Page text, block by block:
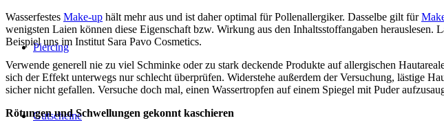
Piercing
Gutscheine
Wasserfestes Make-up hält mehr aus und ist daher optimal für Pollenallergiker. Dasselbe gilt für
wenigsten Laien können diese Eigenschaft bzw. Wirkung aus den Inhaltsstoffangaben
Beispiel uns im Institut Sara Pavo Cosmetics.
Verwende generell nie zu viel Schminke oder zu stark deckende Produkte auf allergischen
sich der Effekt unterwegs nur schlecht überprüfen. Widerstehe außerdem der Versuchung, lästige
sicher nicht gefallen. Versuche doch mal, einen Wassertropfen auf einem Spiegel mit Puder
Rötungen und Schwellungen gekonnt kaschieren